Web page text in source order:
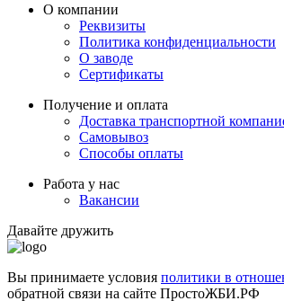
О компании
Реквизиты
Политика конфиденциальности
О заводе
Сертификаты
Получение и оплата
Доставка транспортной
Самовывоз
Способы оплаты
Работа у нас
Вакансии
Давайте дружить
Вы принимаете условия политики в
обратной связи на сайте ПростоЖБИ.РФ